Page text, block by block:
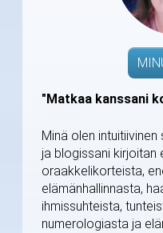
"Matkaa kanssani
Minä olen
ja blogissani kirjoitan
oraakkelikorteista,
elämänhallinnasta,
ihmissuhteista,
numerologiasta ja